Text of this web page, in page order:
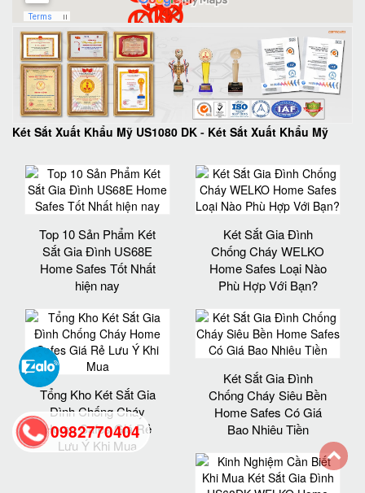
Két Sắt Xuất Khẩu Mỹ US1080 DK - Két Sắt Xuất Khẩu Mỹ
Top 10 Sản Phẩm Két
Sắt Gia Đình US68E
Home Safes Tốt Nhất
hiện nay
Két Sắt Gia Đình
Chống Cháy WELKO
Home Safes Loại Nào
Phù Hợp Với Bạn?
Tổng Kho Két Sắt Gia
Đình Chống Cháy
Home Safes Giá Rẻ
Lưu Ý Khi Mua
Két Sắt Gia Đình
Chống Cháy Siêu Bền
Home Safes Có Giá
Bao Nhiêu Tiền
0982770404
back